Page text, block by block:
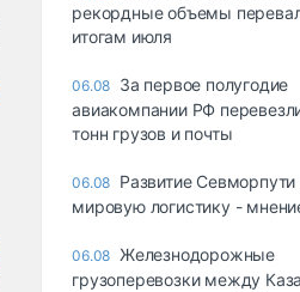
рекордные объемы
итогам июля
06.08 За первое полугодие
авиакомпании РФ
тонн грузов и почты
06.08 Развитие Севморпути
мировую логистику -
06.08 Железнодорожные
грузоперевозки между